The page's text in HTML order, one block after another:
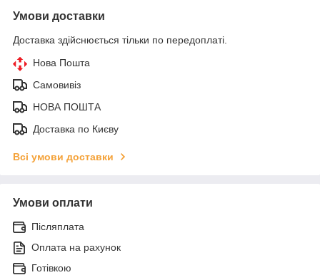
Умови доставки
Доставка здійснюється тільки по передоплаті.
Нова Пошта
Самовивіз
НОВА ПОШТА
Доставка по Києву
Всі умови доставки
Умови оплати
Післяплата
Оплата на рахунок
Готівкою